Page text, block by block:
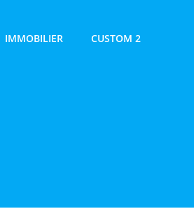
IMMOBILIER CUSTOM 2